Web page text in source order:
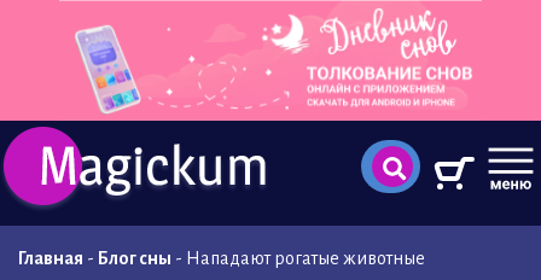
Главная - Блог сны - Нападают рогатые животные